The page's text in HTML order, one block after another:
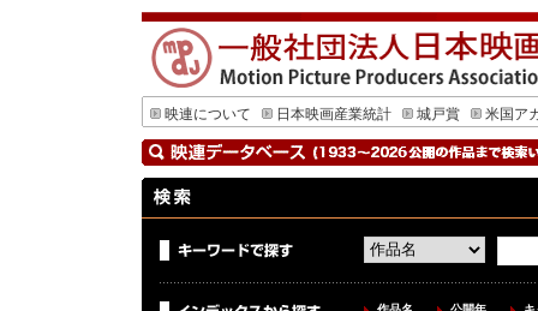
映連について 日本映画産業統計 城戸賞 米国ア